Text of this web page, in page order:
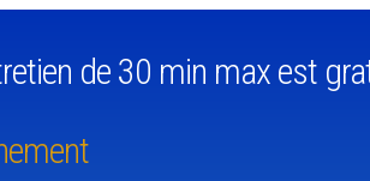
de 30 min max est